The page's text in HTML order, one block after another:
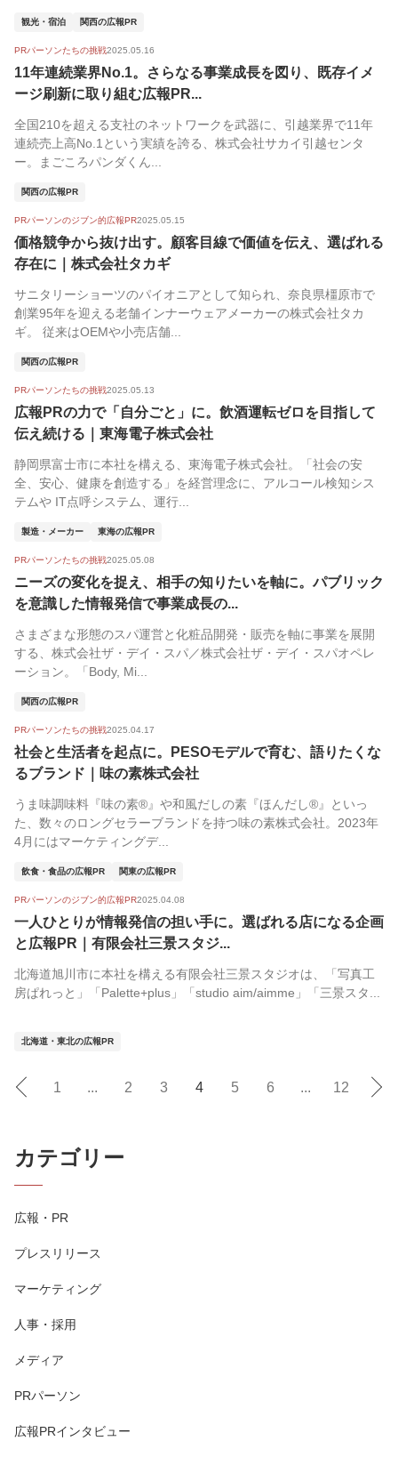
観光・宿泊 関西の広報PR
PRパーソンたちの挑戦2025.05.16
11年連続業界No.1。さらなる事業成長を図り、既存イメ
ージ刷新に取り組む広報PR...
全国210を超える支社のネットワークを武器に、引越業界で11年
連続売上高No.1という実績を誇る、株式会社サカイ引越センタ
ー。まごころパンダくん...
関西の広報PR
PRパーソンのジブン的広報PR2025.05.15
価格競争から抜け出す。顧客目線で価値を伝え、選ばれる
存在に｜株式会社タカギ
サニタリーショーツのパイオニアとして知られ、奈良県橿原市で
創業95年を迎える老舗インナーウェアメーカーの株式会社タカ
ギ。 従来はOEMや小売店舗...
関西の広報PR
PRパーソンたちの挑戦2025.05.13
広報PRの力で「自分ごと」に。飲酒運転ゼロを目指して
伝え続ける｜東海電子株式会社
静岡県富士市に本社を構える、東海電子株式会社。「社会の安
全、安心、健康を創造する」を経営理念に、アルコール検知シス
テムや IT点呼システム、運行...
製造・メーカー 東海の広報PR
PRパーソンたちの挑戦2025.05.08
ニーズの変化を捉え、相手の知りたいを軸に。パブリック
を意識した情報発信で事業成長の...
さまざまな形態のスパ運営と化粧品開発・販売を軸に事業を展開
する、株式会社ザ・デイ・スパ／株式会社ザ・デイ・スパオペレ
ーション。「Body, Mi...
関西の広報PR
PRパーソンたちの挑戦2025.04.17
社会と生活者を起点に。PESOモデルで育む、語りたくな
るブランド｜味の素株式会社
うま味調味料『味の素®』や和風だしの素『ほんだし®』といっ
た、数々のロングセラーブランドを持つ味の素株式会社。2023年
4月にはマーケティングデ...
飲食・食品の広報PR 関東の広報PR
PRパーソンのジブン的広報PR2025.04.08
一人ひとりが情報発信の担い手に。選ばれる店になる企画
と広報PR｜有限会社三景スタジ...
北海道旭川市に本社を構える有限会社三景スタジオは、「写真工
房ぱれっと」「Palette+plus」「studio aim/aimme」「三景スタ...
北海道・東北の広報PR
1 ... 2 3 4 5 6 ... 12
カテゴリー
広報・PR
プレスリリース
マーケティング
人事・採用
メディア
PRパーソン
広報PRインタビュー